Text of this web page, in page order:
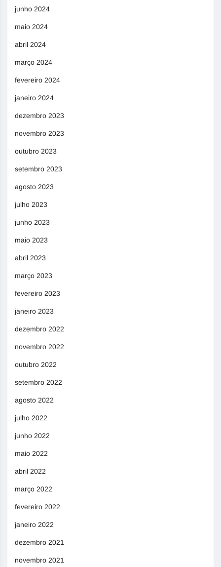
junho 2024
maio 2024
abril 2024
março 2024
fevereiro 2024
janeiro 2024
dezembro 2023
novembro 2023
outubro 2023
setembro 2023
agosto 2023
julho 2023
junho 2023
maio 2023
abril 2023
março 2023
fevereiro 2023
janeiro 2023
dezembro 2022
novembro 2022
outubro 2022
setembro 2022
agosto 2022
julho 2022
junho 2022
maio 2022
abril 2022
março 2022
fevereiro 2022
janeiro 2022
dezembro 2021
novembro 2021